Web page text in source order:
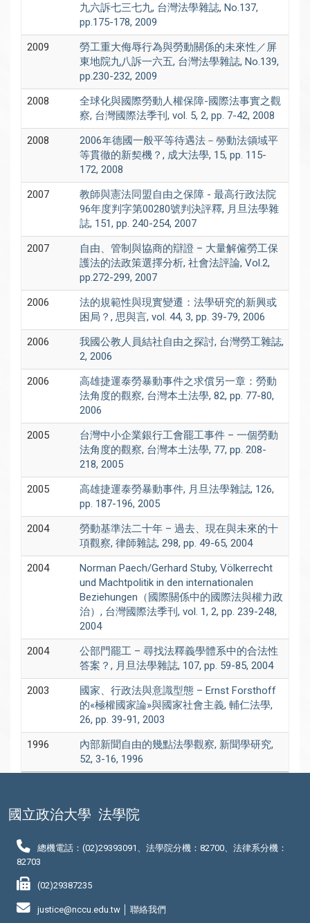
九六訴七三七九, 台灣法學雜誌, No.137,
pp.175-178, 2009
2009
勞工重大侮辱行為與勞動關係的未來性／屏
東地院九八訴一六五, 台灣法學雜誌, No.139,
pp.230-232, 2009
2008
全球化與國際勞動人權保障-國際法事實之觀
察, 台灣國際法季刊, vol. 5, 2, pp. 7-42, 2008
2008
2006年德國一般平等待遇法－勞動法領域平
等貫徹的新契機？, 成大法學, 15, pp. 115-
172, 2008
2007
教師與憲法同盟自由之保障 - 最高行政法院
96年度判字第00280號判決評釋, 月旦法學雜
誌, 151, pp. 240-254, 2007
2007
自由、管制與協商的辯證 – 大量解僱勞工保
護法的法政策選擇分析, 社會法評論, Vol.2,
pp.272-299, 2007
2006
法的規範性與現實變遷：法學研究的新興或
困局？, 思與言, vol. 44, 3, pp. 39-79, 2006
2006
我國公教人員結社自由之探討, 台灣勞工雜誌,
2, 2006
2006
高雄捷運泰勞暴動事件之求償另一章：勞動
法角度的觀察, 台灣本土法學, 82, pp. 77-80,
2006
2005
台灣中小企業銀行工會罷工事件 – 一個勞動
法角度的觀察, 台灣本土法學, 77, pp. 208-
218, 2005
2005
高雄捷運泰勞暴動事件, 月旦法學雜誌, 126,
pp. 187-196, 2005
2004
勞動基準法二十年 – 過去、現在與未來的十
項觀察, 律師雜誌, 298, pp. 49-65, 2004
2004
Norman Paech/Gerhard Stuby, Völkerrecht
und Machtpolitik in den internationalen
Beziehungen（國際關係中的國際法與權力政
治）, 台灣國際法季刊, vol. 1, 2, pp. 239-248,
2004
2004
公部門罷工 – 尋找法釋義學體系中的合法性
答案？, 月旦法學雜誌, 107, pp. 59-85, 2004
2003
國家、行政法與意識型態 – Ernst Forsthoff
的«極權國家論»與國家社會主義, 輔仁法學,
26, pp. 39-91, 2003
1996
內部新聞自由的幾點法學觀察, 新聞學研究,
52, 3-16, 1996
國立政治大學 法學院
總機電話：(02)29393091、法學院分機：82700、法律系分機：
82703
(02)29387235
justice@nccu.edu.tw │聯絡我們